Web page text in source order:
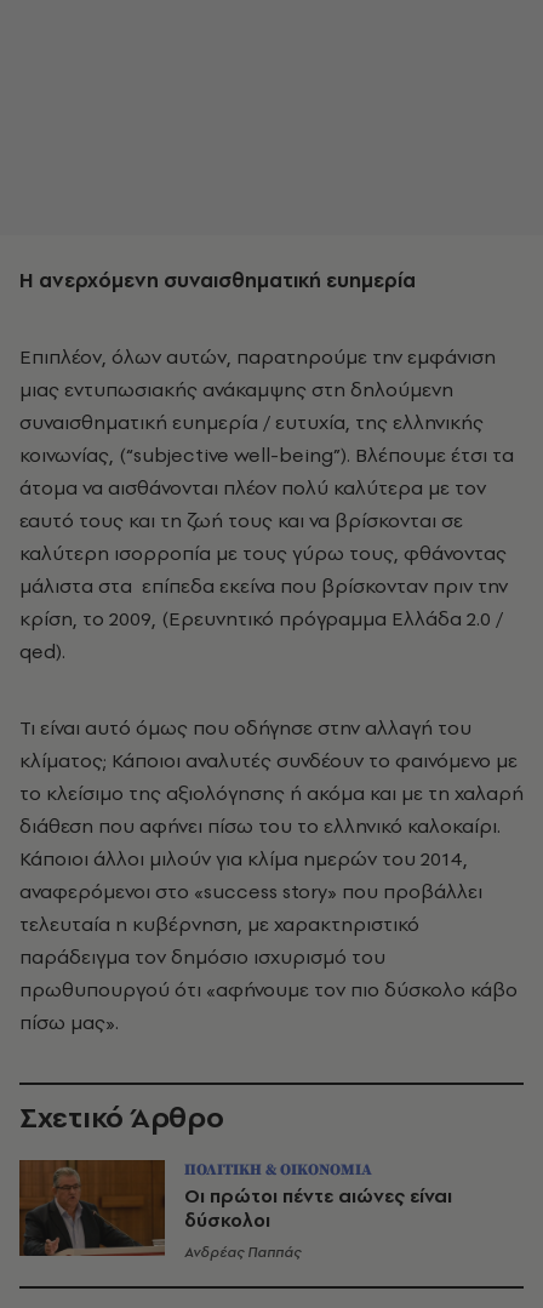
Η ανερχόμενη συναισθηματική ευημερία
Επιπλέον, όλων αυτών, παρατηρούμε την εμφάνιση
μιας εντυπωσιακής ανάκαμψης στη δηλούμενη
συναισθηματική ευημερία / ευτυχία, της ελληνικής
κοινωνίας, (“subjective well-being”). Βλέπουμε έτσι τα
άτομα να αισθάνονται πλέον πολύ καλύτερα με τον
εαυτό τους και τη ζωή τους και να βρίσκονται σε
καλύτερη ισορροπία με τους γύρω τους, φθάνοντας
μάλιστα στα επίπεδα εκείνα που βρίσκονταν πριν την
κρίση, το 2009, (Ερευνητικό πρόγραμμα Ελλάδα 2.0 /
qed).
Τι είναι αυτό όμως που οδήγησε στην αλλαγή του
κλίματος; Κάποιοι αναλυτές συνδέουν το φαινόμενο με
το κλείσιμο της αξιολόγησης ή ακόμα και με τη χαλαρή
διάθεση που αφήνει πίσω του το ελληνικό καλοκαίρι.
Κάποιοι άλλοι μιλούν για κλίμα ημερών του 2014,
αναφερόμενοι στο «success story» που προβάλλει
τελευταία η κυβέρνηση, με χαρακτηριστικό
παράδειγμα τον δημόσιο ισχυρισμό του
πρωθυπουργού ότι «αφήνουμε τον πιο δύσκολο κάβο
πίσω μας».
Σχετικό Άρθρο
ΠΟΛΙΤΙΚΗ & ΟΙΚΟΝΟΜΙΑ
Οι πρώτοι πέντε αιώνες είναι
δύσκολοι
Ανδρέας Παππάς